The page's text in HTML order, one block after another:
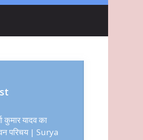
कुमार यादव का
परिचय | Surya